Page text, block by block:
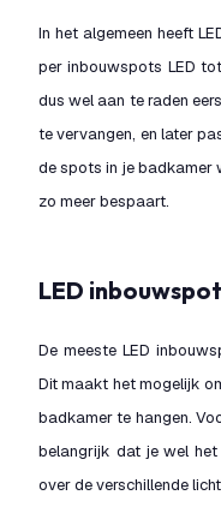
In het algemeen heeft
per inbouwspots LED
dus wel aan te raden
te vervangen, en later
de spots in je badkamer
zo meer bespaart.
LED
De meeste LED
Dit maakt het mogelijk
badkamer te hangen.
belangrijk dat je wel
over de verschillende